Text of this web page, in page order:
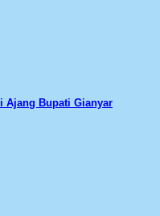
Ajang Bupati Gianyar